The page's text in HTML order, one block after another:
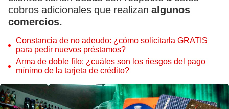
cobros adicionales que realizan algunos
comercios.
Constancia de no adeudo: ¿cómo solicitarla GRATIS
para pedir nuevos préstamos?
Arma de doble filo: ¿cuáles son los riesgos del pago
mínimo de la tarjeta de crédito?